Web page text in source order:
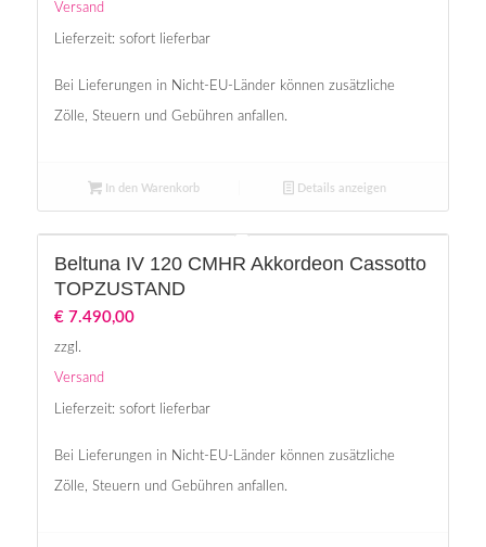
Versand
Lieferzeit: sofort lieferbar
Bei Lieferungen in Nicht-EU-Länder können zusätzliche
Zölle, Steuern und Gebühren anfallen.
In den Warenkorb Details anzeigen
Beltuna IV 120 CMHR Akkordeon Cassotto
TOPZUSTAND
€7.490,00
zzgl.
Versand
Lieferzeit: sofort lieferbar
Bei Lieferungen in Nicht-EU-Länder können zusätzliche
Zölle, Steuern und Gebühren anfallen.